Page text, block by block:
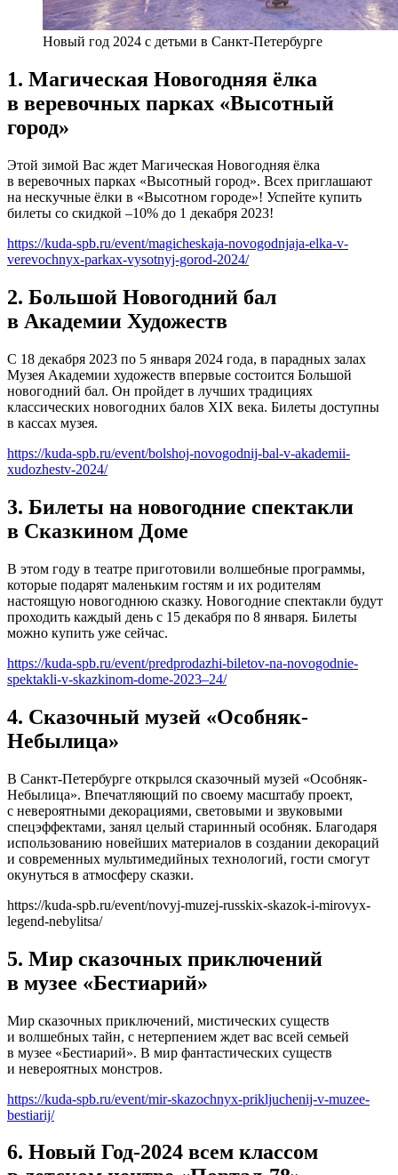
Новый год 2024 с детьми в Санкт-Петербурге
1. Магическая Новогодняя ёлка
в веревочных парках «Высотный
город»
Этой зимой Вас ждет Магическая Новогодняя ёлка
в веревочных парках «Высотный город». Всех приглашают
на нескучные ёлки в «Высотном городе»! Успейте купить
билеты со скидкой –10% до 1 декабря 2023!
https://kuda-spb.ru/event/magicheskaja-novogodnjaja-elka-v-
verevochnyx-parkax-vysotnyj-gorod-2024/
2. Большой Новогодний бал
в Академии Художеств
С 18 декабря 2023 по 5 января 2024 года, в парадных залах
Музея Академии художеств впервые состоится Большой
новогодний бал. Он пройдет в лучших традициях
классических новогодних балов ХIХ века. Билеты доступны
в кассах музея.
https://kuda-spb.ru/event/bolshoj-novogodnij-bal-v-akademii-
xudozhestv-2024/
3. Билеты на новогодние спектакли
в Сказкином Доме
В этом году в театре приготовили волшебные программы,
которые подарят маленьким гостям и их родителям
настоящую новогоднюю сказку. Новогодние спектакли будут
проходить каждый день с 15 декабря по 8 января. Билеты
можно купить уже сейчас.
https://kuda-spb.ru/event/predprodazhi-biletov-na-novogodnie-
spektakli-v-skazkinom-dome-2023–24/
4. Сказочный музей «Особняк-
Небылица»
В Санкт-Петербурге открылся сказочный музей «Особняк-
Небылица». Впечатляющий по своему масштабу проект,
с невероятными декорациями, световыми и звуковыми
спецэффектами, занял целый старинный особняк. Благодаря
использованию новейших материалов в создании декораций
и современных мультимедийных технологий, гости смогут
окунуться в атмосферу сказки.
https://kuda-spb.ru/event/novyj-muzej-russkix-skazok-i-mirovyx-
legend-nebylitsa/
5. Мир сказочных приключений
в музее «Бестиарий»
Мир сказочных приключений, мистических существ
и волшебных тайн, с нетерпением ждет вас всей семьей
в музее «Бестиарий». В мир фантастических существ
и невероятных монстров.
https://kuda-spb.ru/event/mir-skazochnyx-prikljuchenij-v-muzee-
bestiarij/
6. Новый Год-2024 всем классом